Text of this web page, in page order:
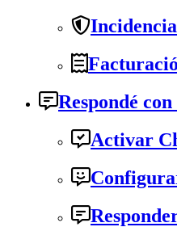
Respondé
Activar